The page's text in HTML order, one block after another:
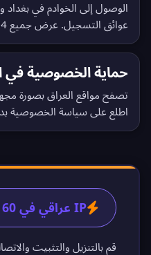
الوصول إلى الخوادم في بغداد
عوائق التسجيل. عرض جميع 534 موقع خادم
حماية الخصوصية في
تصفح مواقع العراق بصورة
اطلع على سياسة الخصوصية
IP عراقي في 60 ثانية
قم بالتنزيل والتثبيت